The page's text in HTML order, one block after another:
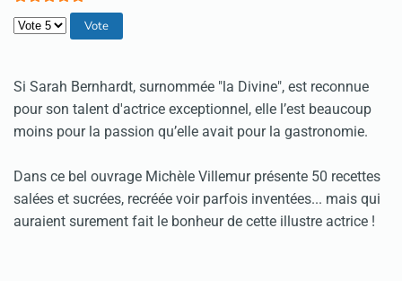
Veuillez voter
Si Sarah Bernhardt, surnommée "la Divine", est reconnue
pour son talent d'actrice exceptionnel, elle l’est beaucoup
moins pour la passion qu’elle avait pour la gastronomie.
Dans ce bel ouvrage Michèle Villemur présente 50 recettes
salées et sucrées, recréée voir parfois inventées... mais qui
auraient surement fait le bonheur de cette illustre actrice !